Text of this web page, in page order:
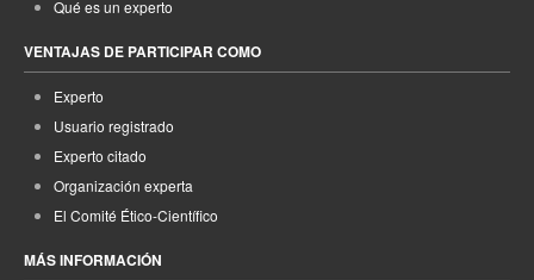
Qué es un experto
VENTAJAS DE PARTICIPAR COMO
Experto
Usuario registrado
Experto citado
Organización experta
El Comité Ético-Científico
MÁS INFORMACIÓN